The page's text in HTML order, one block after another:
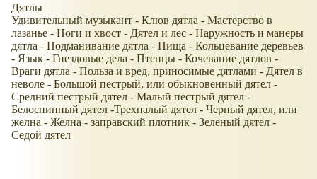
Дятлы
Удивительный музыкант - Клюв дятла - Мастерство в
лазанье - Ноги и хвост - Дятел и лес - Наружность и манеры
дятла - Подманивание дятла - Пища - Кольцевание деревьев
- Язык - Гнездовые дела - Птенцы - Кочевание дятлов -
Враги дятла - Польза и вред, приносимые дятлами - Дятел в
неволе - Большой пестрый, или обыкновенный дятел -
Средний пестрый дятел - Малый пестрый дятел -
Белоспинный дятел -Трехпалый дятел - Черный дятел, или
желна - Желна - заправский плотник - Зеленый дятел -
Седой дятел